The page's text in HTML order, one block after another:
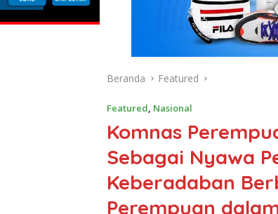
Beranda Featured
Featured, Nasional
Komnas
Sebagai Nyawa
Keberadaban
Perempuan